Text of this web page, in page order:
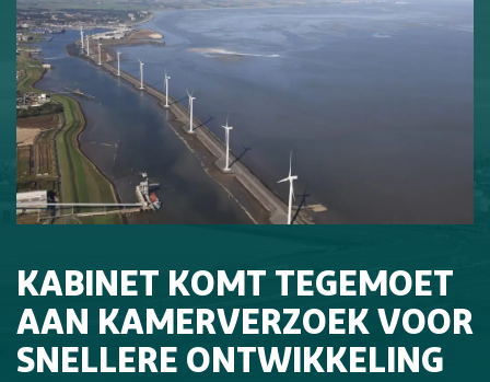
KABINET KOMT TEGEMOET
AAN KAMERVERZOEK VOOR
SNELLERE ONTWIKKELING